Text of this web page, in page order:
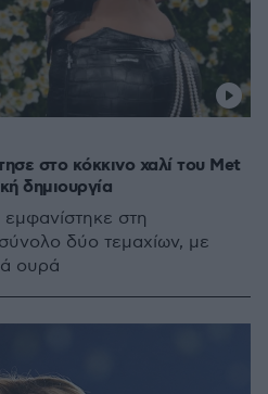
στο κόκκινο χαλί του Met
δημιουργία
στη
δύο τεμαχίων, με
ουρά